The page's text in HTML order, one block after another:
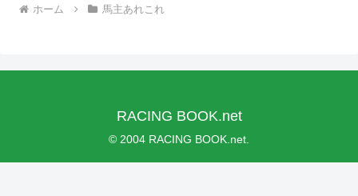
ホーム 馬主あれこれ
RACING BOOK.net
© 2004 RACING BOOK.net.